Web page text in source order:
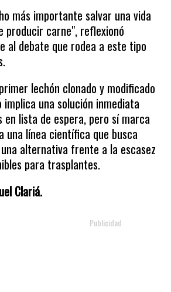
más importante salvar una vida
producir carne", reflexionó
al debate que rodea a este tipo
lechón clonado y modificado
una solución inmediata
en lista de espera, pero sí marca
una línea científica que busca
alternativa frente a la escasez
para trasplantes.
Clariá.